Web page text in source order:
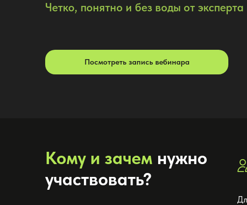
Четко, понятно и без воды от
Посмотреть запись вебинара
Кому и зачем нужно
участвовать?